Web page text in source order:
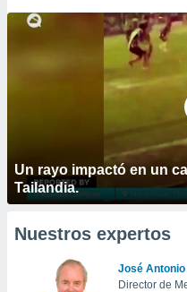
Un rayo impactó en un
Tailandia.
Nuestros expertos
José Antonio
Director de